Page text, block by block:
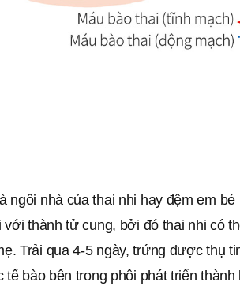
ngôi nhà của thai nhi hay đệm em
với thành tử cung, bởi đó thai nhi có
Trải qua 4-5 ngày, trứng được thụ
tế bào bên trong phôi phát triển